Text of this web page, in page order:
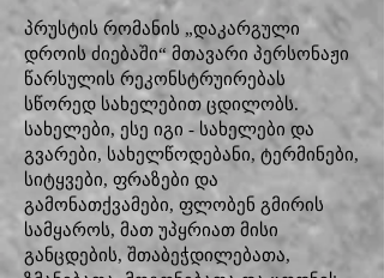
პრუსტის რომანის „დაკარგული
დროის ძიებაში“ მთავარი პერსონაჟი
წარსულის რეკონსტრუირებას
სწორედ სახელებით ცდილობს.
სახელები, ესე იგი - სახელები და
გვარები, სახელწოდებანი, ტერმინები,
სიტყვები, ფრაზები და
გამონათქვამები, ფლობენ გმირის
სამყაროს, მათ უპყრიათ მისი
განცდების, შთაბეჭდილებათა,